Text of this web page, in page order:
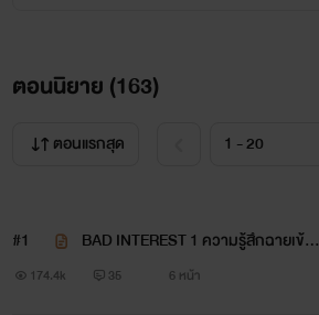
ตอนนิยาย (163)
ตอนแรกสุด
#1
BAD INTEREST 1 ความรู้สึกฉายเข้าม
174.4k 35 6 หน้า